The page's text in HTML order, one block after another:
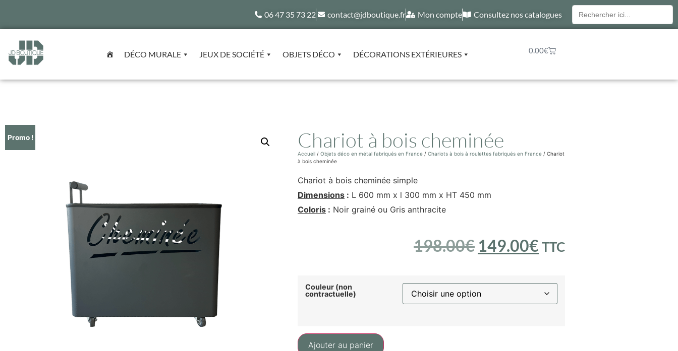
06 47 35 73 22 contact@jdboutique.fr Mon compte Consultez nos catalogues
Recherche
pour :
DÉCO MURALE JEUX DE SOCIÉTÉ OBJETS DÉCO DÉCORATIONS EXTÉRIEURES 0.00€
Promo ! Chariot à bois cheminée
Accueil / Objets déco en métal fabriqués en France / Chariots à bois à roulettes fabriqués en France / Chariot
à bois cheminée
Chariot à bois cheminée simple
Dimensions : L 600 mm x l 300 mm x HT 450 mm
Coloris : Noir grainé ou Gris anthracite
198.00€ 149.00€ TTC
Couleur (non
contractuelle)
Ajouter au panier